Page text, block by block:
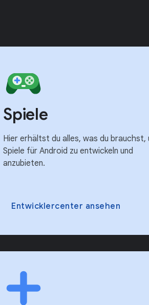
Spiele
Hier erhältst du alles, was du brauchst,
Spiele für Android zu entwickeln und
anzubieten.
Entwicklercenter ansehen